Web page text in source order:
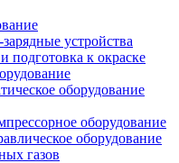
устройства
подготовка к окраске
оборудование
оборудование
оборудование
газов